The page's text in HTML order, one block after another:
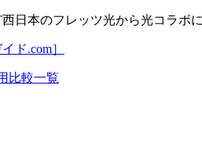
日本のフレッツ光から光コラボ
ド.com］
比較一覧